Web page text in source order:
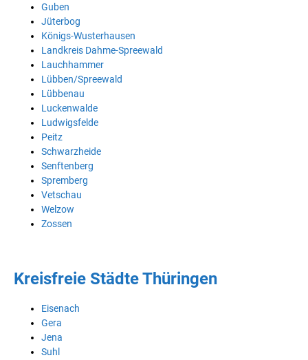
Guben
Jüterbog
Königs-Wusterhausen
Landkreis Dahme-Spreewald
Lauchhammer
Lübben/Spreewald
Lübbenau
Luckenwalde
Ludwigsfelde
Peitz
Schwarzheide
Senftenberg
Spremberg
Vetschau
Welzow
Zossen
Kreisfreie Städte Thüringen
Eisenach
Gera
Jena
Suhl